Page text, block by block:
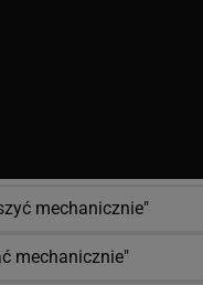
mechanicznie"
mechanicznie"